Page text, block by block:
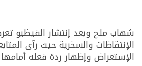
شهاب ملح وبعد إنتشار الفيظيو
الإنتقاظات والسخرية حيث رآى
الإستعراض وإظهار ردة فعله